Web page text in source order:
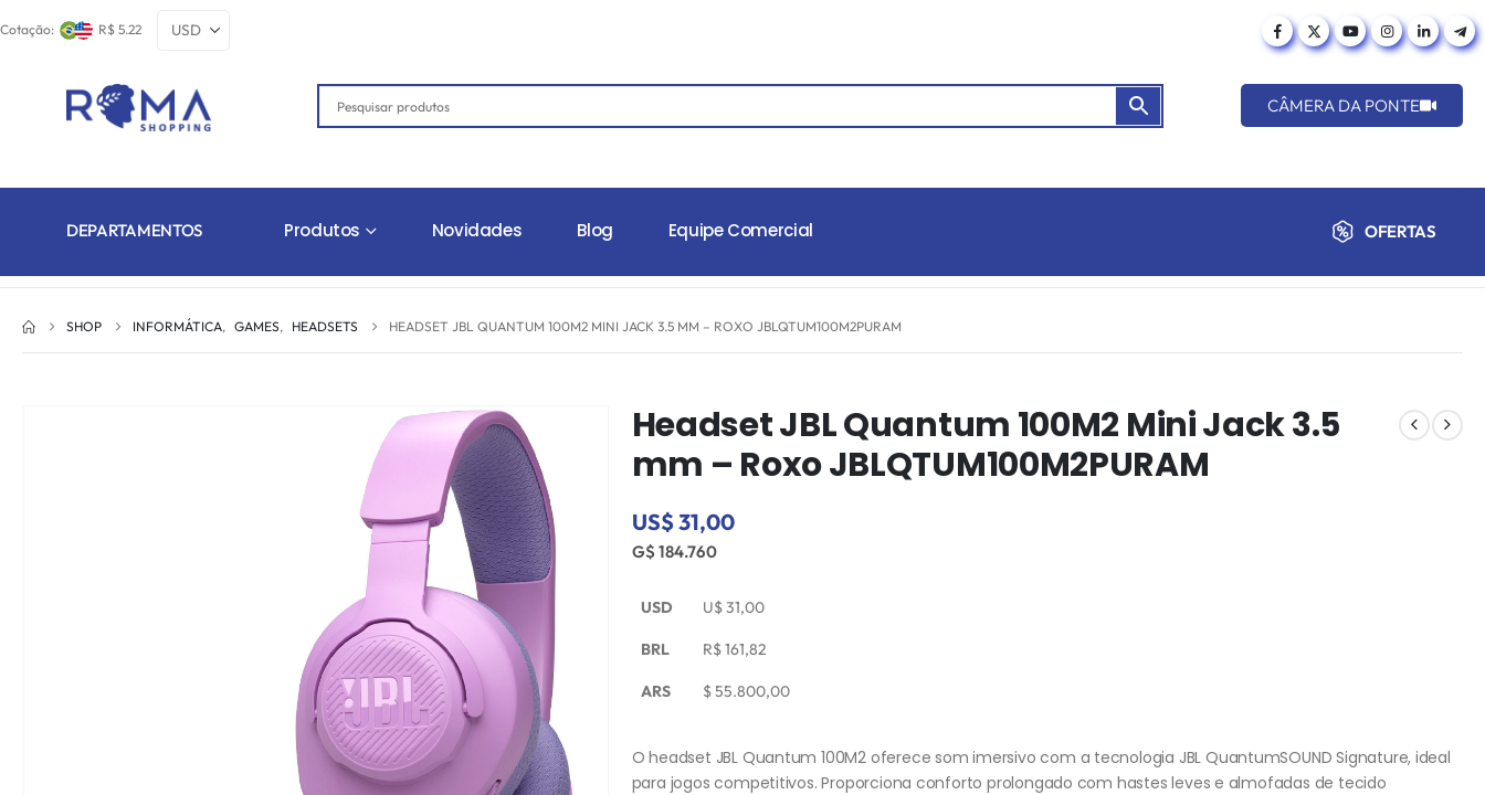
Cotação: R$ 5.22
CÂMERA DA PONTE
DEPARTAMENTOS Produtos Novidades Blog Equipe Comercial OFERTAS
SHOP INFORMÁTICA, GAMES, HEADSETS HEADSET JBL QUANTUM 100M2 MINI JACK 3.5 MM – ROXO JBLQTUM100M2PURAM
Headset JBL Quantum 100M2 Mini Jack 3.5
mm – Roxo JBLQTUM100M2PURAM
US$ 31,00
G$ 184.760
USD U$31,00
BRL R$161,82
ARS $55.800,00
O headset JBL Quantum 100M2 oferece som imersivo com a tecnologia JBL QuantumSOUND Signature, ideal
para jogos competitivos. Proporciona conforto prolongado com hastes leves e almofadas de tecido